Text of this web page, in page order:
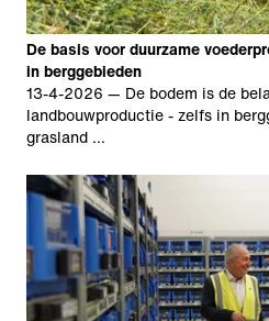
De basis voor duurzame
in berggebieden
13-4-2026 — De bodem is de
landbouwproductie - zelfs in
grasland …